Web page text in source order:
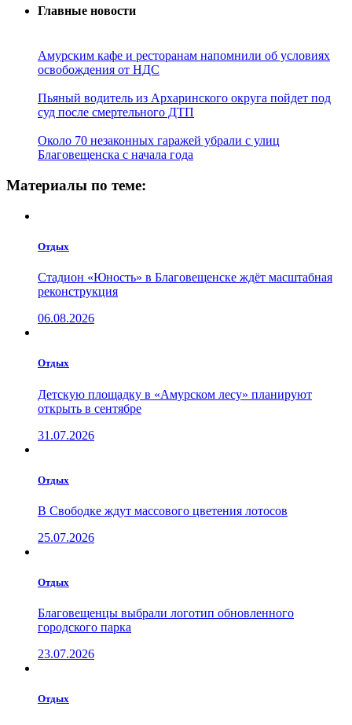
Главные новости
Амурским кафе и ресторанам напомнили об условиях
освобождения от НДС
Пьяный водитель из Архаринского округа пойдет под
суд после смертельного ДТП
Около 70 незаконных гаражей убрали с улиц
Благовещенска с начала года
Материалы по теме:
Отдых
Стадион «Юность» в Благовещенске ждёт масштабная
реконструкция
06.08.2026
Отдых
Детскую площадку в «Амурском лесу» планируют
открыть в сентябре
31.07.2026
Отдых
В Свободке ждут массового цветения лотосов
25.07.2026
Отдых
Благовещенцы выбрали логотип обновленного
городского парка
23.07.2026
Отдых